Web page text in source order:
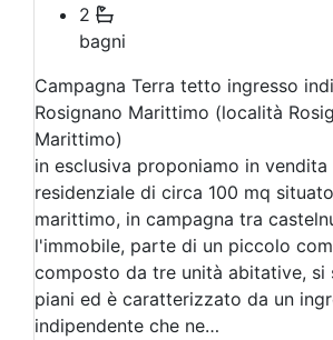
2
bagni
Campagna Terra tetto ingresso
Rosignano Marittimo (località
Marittimo)
in esclusiva proponiamo in vendita
residenziale di circa 100 mq
marittimo, in campagna tra
l'immobile, parte di un piccolo
composto da tre unità abitative, si
piani ed è caratterizzato da un
indipendente che ne…